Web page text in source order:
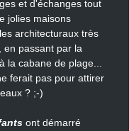
et d'échanges tout
jolies maisons
architecturaux très
en passant par la
la cabane de plage...
ferait pas pour attirer
? ;-)
ont démarré